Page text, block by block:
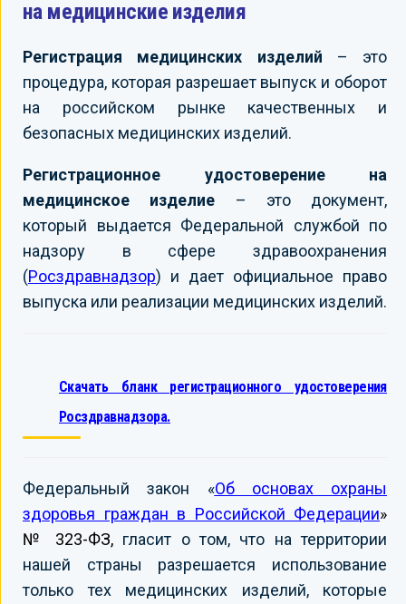
на медицинские изделия
Регистрация медицинских изделий – это
процедура, которая разрешает выпуск и оборот
на российском рынке качественных и
безопасных медицинских изделий.
Регистрационное удостоверение на
медицинское изделие – это документ,
который выдается Федеральной службой по
надзору в сфере здравоохранения
(Росздравнадзор) и дает официальное право
выпуска или реализации медицинских изделий.
Скачать бланк регистрационного удостоверения
Росздравнадзора.
Федеральный закон «Об основах охраны
здоровья граждан в Российской Федерации»
№ 323-ФЗ, гласит о том, что на территории
нашей страны разрешается использование
только тех медицинских изделий, которые